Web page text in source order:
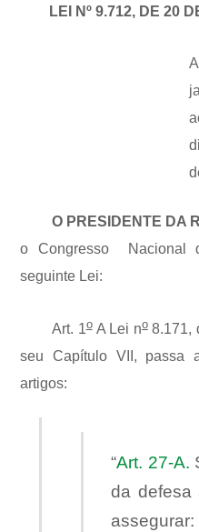
LEI Nº 9.712, DE 20
O PRESIDENTE DA
o Congresso Nacional
seguinte Lei:
Art. 1oA Lei no8.171,
seu Capítulo VII, passa
artigos:
“Art. 27-A.
da defesa
assegurar: